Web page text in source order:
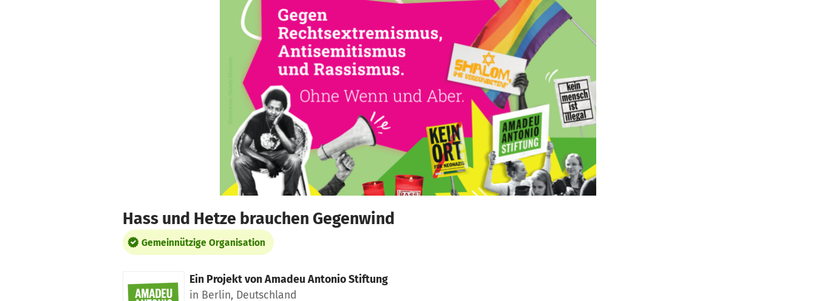
Hass und Hetze brauchen Gegenwind
Gemeinnützige Organisation
Ein Projekt vonAmadeu Antonio Stiftung
in Berlin, Deutschland